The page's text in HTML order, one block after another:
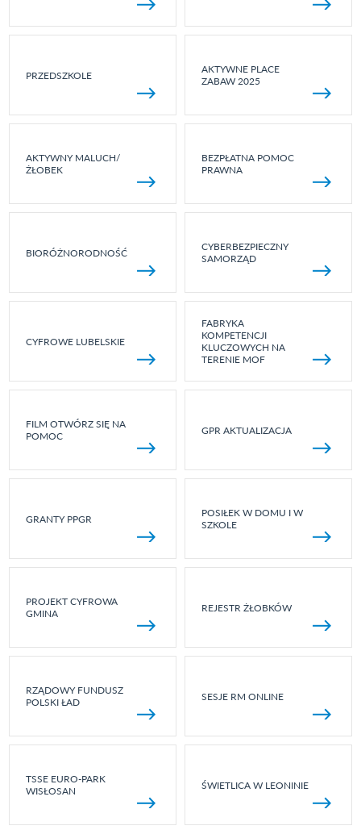
PRZEDSZKOLE
AKTYWNE PLACE
ZABAW 2025
AKTYWNY MALUCH/
ŻŁOBEK
BEZPŁATNA POMOC
PRAWNA
BIORÓŻNORODNOŚĆ
CYBERBEZPIECZNY
SAMORZĄD
CYFROWE LUBELSKIE
FABRYKA
KOMPETENCJI
KLUCZOWYCH NA
TERENIE MOF
FILM OTWÓRZ SIĘ NA
POMOC
GPR AKTUALIZACJA
GRANTY PPGR
POSIŁEK W DOMU I W
SZKOLE
PROJEKT CYFROWA
GMINA
REJESTR ŻŁOBKÓW
RZĄDOWY FUNDUSZ
POLSKI ŁAD
SESJE RM ONLINE
TSSE EURO-PARK
WISŁOSAN
ŚWIETLICA W LEONINIE